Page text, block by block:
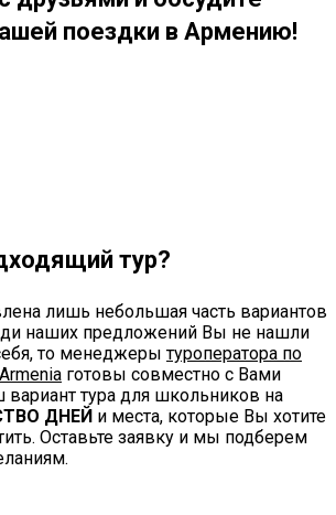
поездки в Армению!
тур?
лишь небольшая часть вариантов
наших предложений Вы не нашли
то менеджерытуроператора по
готовы совместно с Вами
вариант тура для школьников на
ДНЕЙ и места, которые Вы хотите
Оставьте заявку и мы подберем